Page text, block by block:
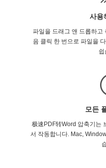
사용
파일을 드래그 앤 드롭하고
음 클릭 한 번으로 파일을
쉽
모든
极速PDF转Word 압축기는
서 작동합니다. Mac,